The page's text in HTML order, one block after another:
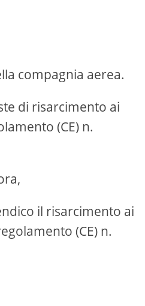
compagnia aerea.
di risarcimento ai
(CE) n.
il risarcimento ai
(CE) n.